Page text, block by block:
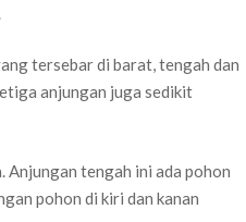
tersebar di barat, tengah dan
anjungan juga sedikit
Anjungan tengah ini ada pohon
pohon di kiri dan kanan